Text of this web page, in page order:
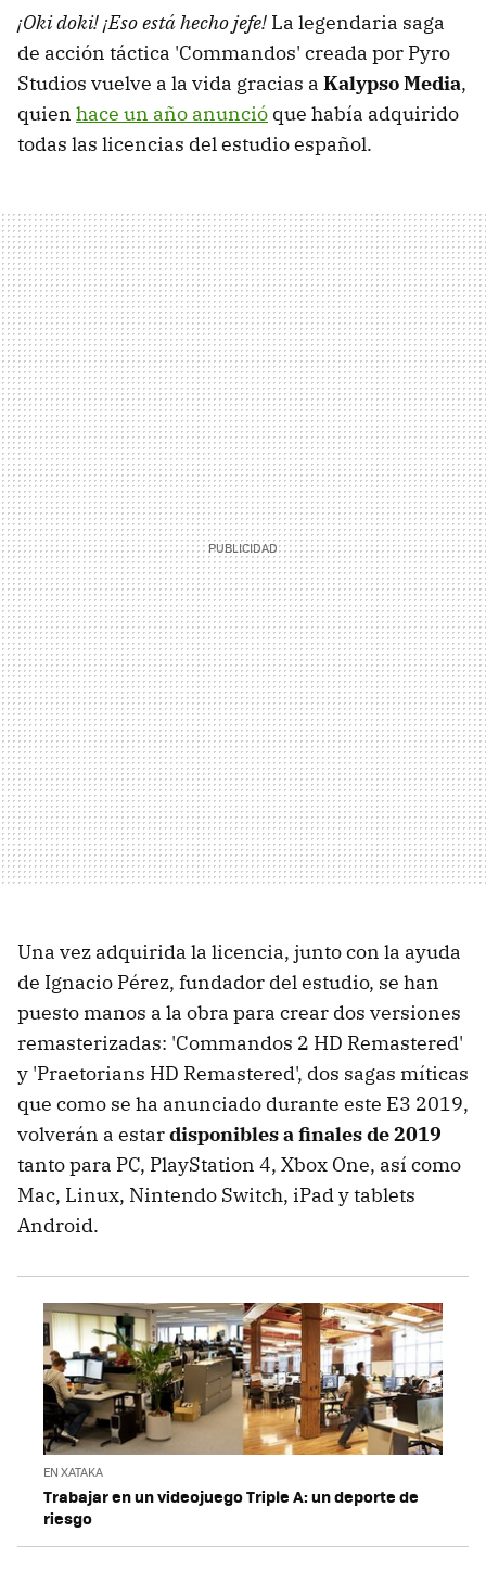
¡Oki doki! ¡Eso está hecho jefe! La legendaria saga
de acción táctica 'Commandos' creada por Pyro
Studios vuelve a la vida gracias a Kalypso Media,
quien hace un año anunció que había adquirido
todas las licencias del estudio español.
Una vez adquirida la licencia, junto con la ayuda
de Ignacio Pérez, fundador del estudio, se han
puesto manos a la obra para crear dos versiones
remasterizadas: 'Commandos 2 HD Remastered'
y 'Praetorians HD Remastered', dos sagas míticas
que como se ha anunciado durante este E3 2019,
volverán a estardisponibles a finales de 2019
tanto para PC, PlayStation 4, Xbox One, así como
Mac, Linux, Nintendo Switch, iPad y tablets
Android.
EN XATAKA
Trabajar en un videojuego Triple A: un deporte de
riesgo